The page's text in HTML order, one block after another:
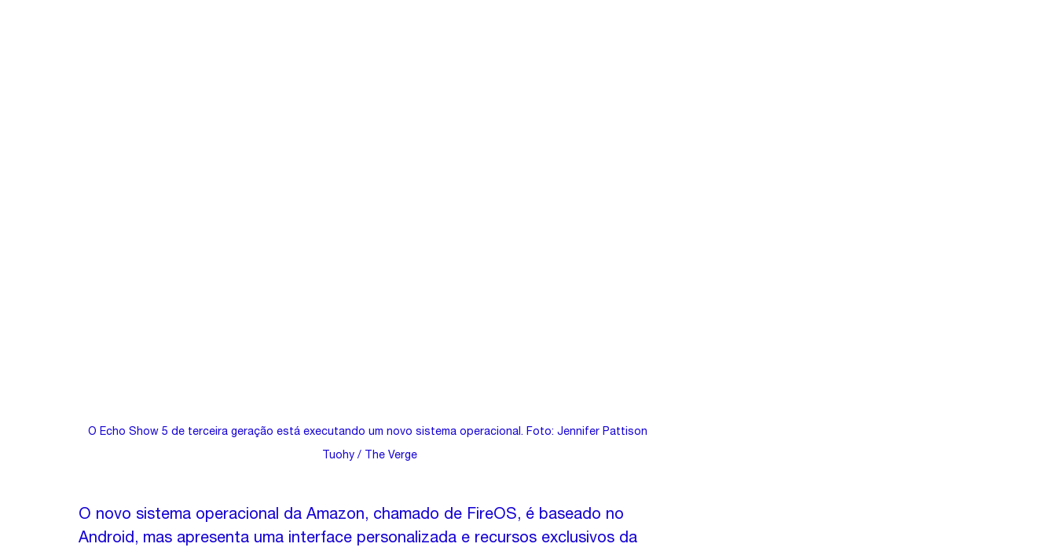
O Echo Show 5 de terceira geração está executando um novo sistema operacional. Foto: Jennifer Pattison
Tuohy / The Verge
O novo sistema operacional da Amazon, chamado de FireOS, é baseado no
Android, mas apresenta uma interface personalizada e recursos exclusivos da